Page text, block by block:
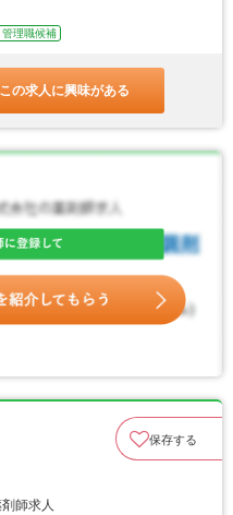
管理職候補
この求人に興味がある
保存する
師求人